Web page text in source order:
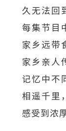
久无法回
每集节目
家乡远带
家乡亲人
记忆中不
相遥千里
感受到浓